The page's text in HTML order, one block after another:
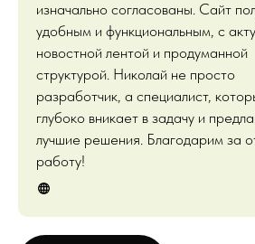
изначально согласованы. Сайт
удобным и функциональным, с
новостной лентой и продуманной
структурой. Николай не просто
разработчик, а специалист,
глубоко вникает в задачу и
лучшие решения. Благодарим за
работу!